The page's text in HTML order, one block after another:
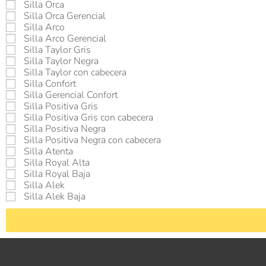
Silla Orca
Silla Orca Gerencial
Silla Arco
Silla Arco Gerencial
Silla Taylor Gris
Silla Taylor Negra
Silla Taylor con cabecera
Silla Confort
Silla Gerencial Confort
Silla Positiva Gris
Silla Positiva Gris con cabecera
Silla Positiva Negra
Silla Positiva Negra con cabecera
Silla Atenta
Silla Royal Alta
Silla Royal Baja
Silla Alek
Silla Alek Baja